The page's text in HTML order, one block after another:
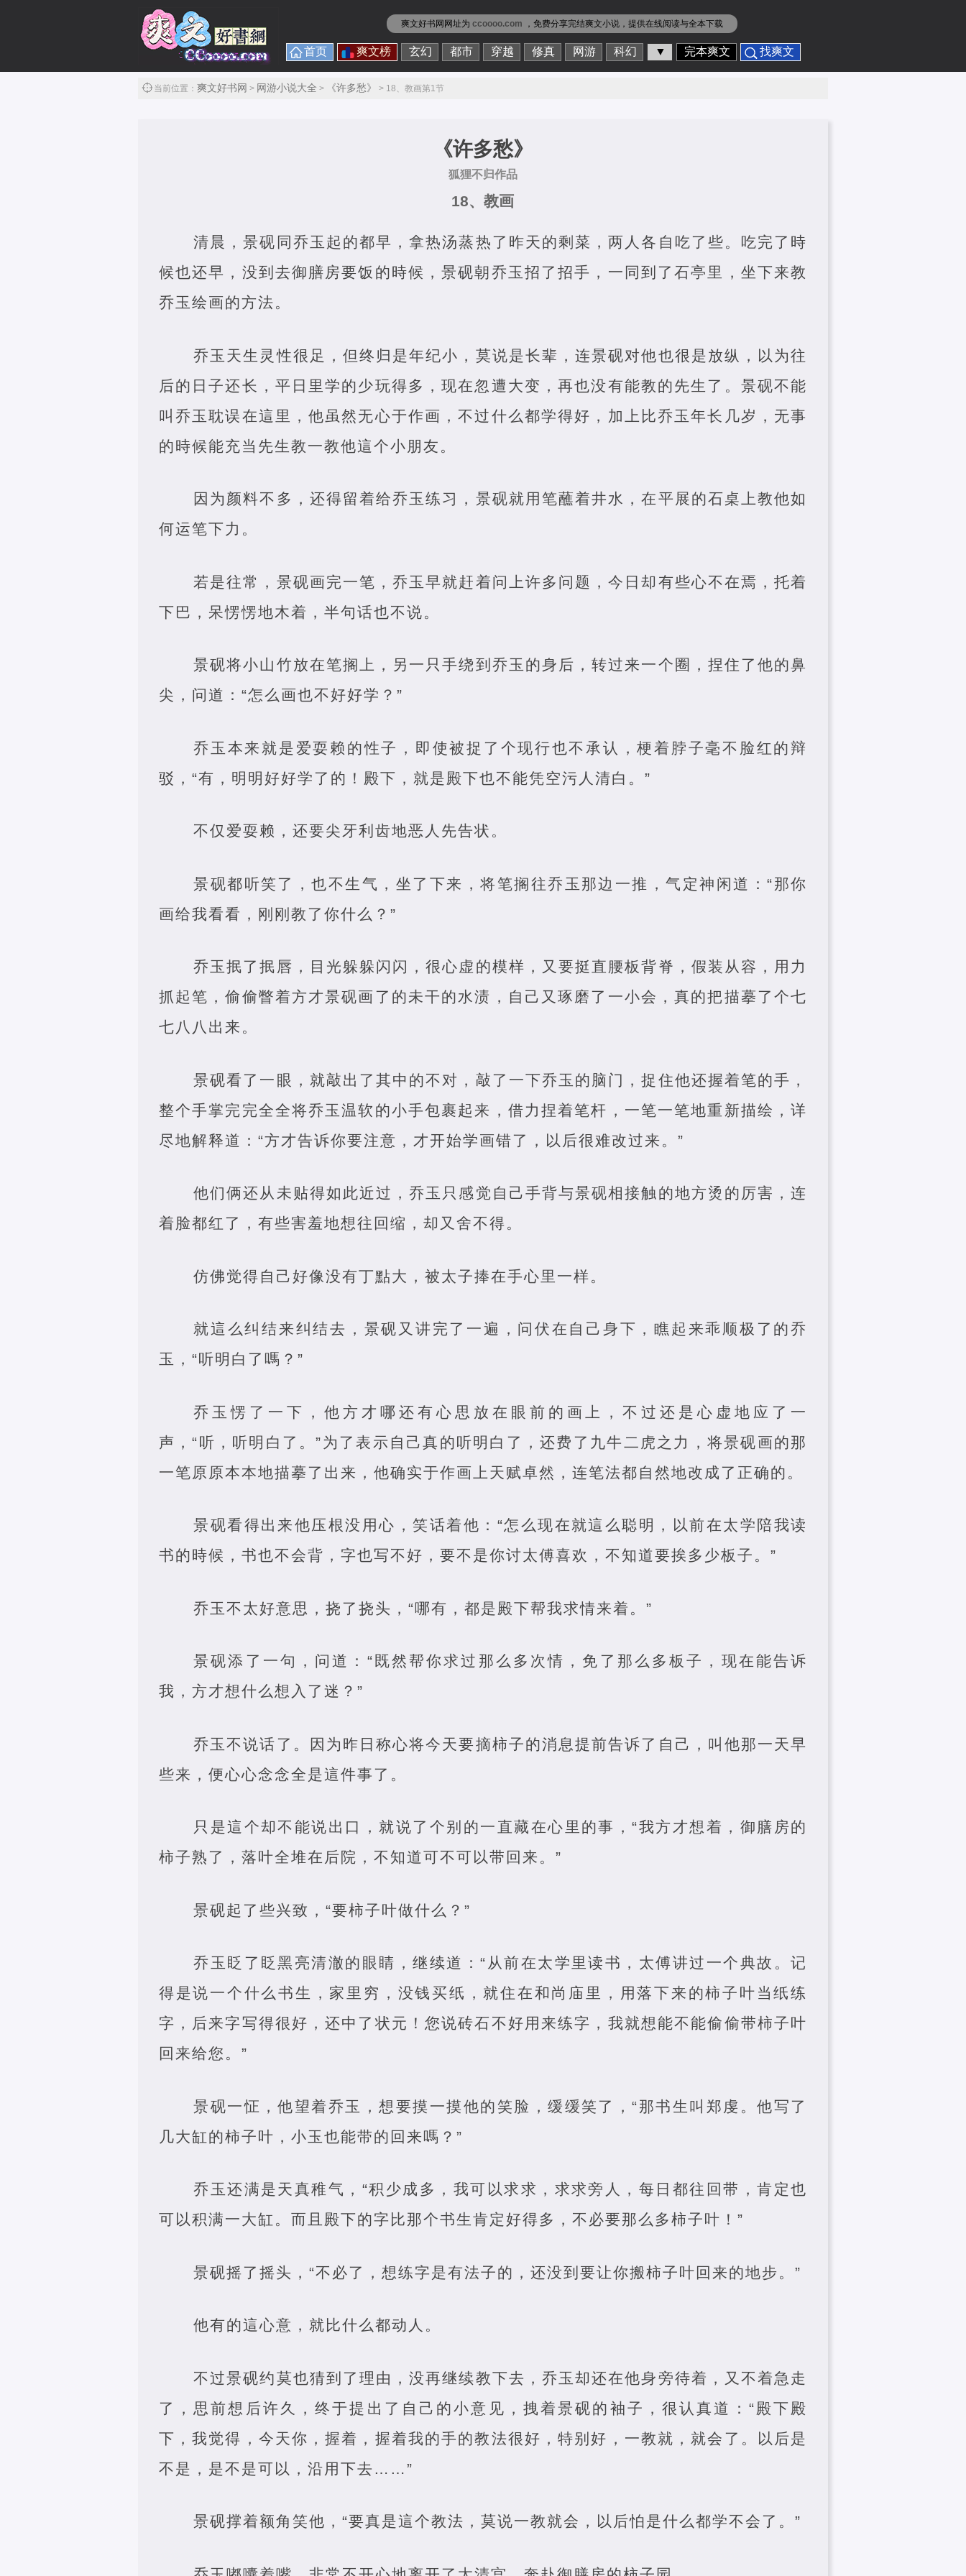
爽文好书网网址为 ccoooo.com ，免费分享完结爽文小说 ，提供在线阅读与全本下载
首页 爽文榜 玄幻 都市 穿越 修真 网游 科幻 ▼ 完本爽文 找爽文
当前位置： 爽文好书网 > 网游小说大全 > 《许多愁》 > 18、教画第1节
《许多愁》
狐狸不归作品
18、教画
清晨，景砚同乔玉起的都早，拿热汤蒸热了昨天的剩菜，两人各自吃了些。吃完了時
候也还早，没到去御膳房要饭的時候，景砚朝乔玉招了招手，一同到了石亭里，坐下来教
乔玉绘画的方法。
乔玉天生灵性很足，但终归是年纪小，莫说是长辈，连景砚对他也很是放纵，以为往
后的日子还长，平日里学的少玩得多，现在忽遭大变，再也没有能教的先生了。景砚不能
叫乔玉耽误在這里，他虽然无心于作画，不过什么都学得好，加上比乔玉年长几岁，无事
的時候能充当先生教一教他這个小朋友。
因为颜料不多，还得留着给乔玉练习，景砚就用笔蘸着井水，在平展的石桌上教他如
何运笔下力。
若是往常，景砚画完一笔，乔玉早就赶着问上许多问题，今日却有些心不在焉，托着
下巴，呆愣愣地木着，半句话也不说。
景砚将小山竹放在笔搁上，另一只手绕到乔玉的身后，转过来一个圈，捏住了他的鼻
尖，问道：“怎么画也不好好学？”
乔玉本来就是爱耍赖的性子，即使被捉了个现行也不承认，梗着脖子毫不脸红的辩
驳，“有，明明好好学了的！殿下，就是殿下也不能凭空污人清白。”
不仅爱耍赖，还要尖牙利齿地恶人先告状。
景砚都听笑了，也不生气，坐了下来，将笔搁往乔玉那边一推，气定神闲道：“那你
画给我看看，刚刚教了你什么？”
乔玉抿了抿唇，目光躲躲闪闪，很心虚的模样，又要挺直腰板背脊，假装从容，用力
抓起笔，偷偷瞥着方才景砚画了的未干的水渍，自己又琢磨了一小会，真的把描摹了个七
七八八出来。
景砚看了一眼，就敲出了其中的不对，敲了一下乔玉的脑门，捉住他还握着笔的手，
整个手掌完完全全将乔玉温软的小手包裹起来，借力捏着笔杆，一笔一笔地重新描绘，详
尽地解释道：“方才告诉你要注意，才开始学画错了，以后很难改过来。”
他们俩还从未贴得如此近过，乔玉只感觉自己手背与景砚相接触的地方烫的厉害，连
着脸都红了，有些害羞地想往回缩，却又舍不得。
仿佛觉得自己好像没有丁點大，被太子捧在手心里一样。
就這么纠结来纠结去，景砚又讲完了一遍，问伏在自己身下，瞧起来乖顺极了的乔
玉，“听明白了嗎？”
乔玉愣了一下，他方才哪还有心思放在眼前的画上，不过还是心虚地应了一
声，“听，听明白了。”为了表示自己真的听明白了，还费了九牛二虎之力，将景砚画的那
一笔原原本本地描摹了出来，他确实于作画上天赋卓然，连笔法都自然地改成了正确的。
景砚看得出来他压根没用心，笑话着他：“怎么现在就這么聪明，以前在太学陪我读
书的時候，书也不会背，字也写不好，要不是你讨太傅喜欢，不知道要挨多少板子。”
乔玉不太好意思，挠了挠头，“哪有，都是殿下帮我求情来着。”
景砚添了一句，问道：“既然帮你求过那么多次情，免了那么多板子，现在能告诉
我，方才想什么想入了迷？”
乔玉不说话了。因为昨日称心将今天要摘柿子的消息提前告诉了自己，叫他那一天早
些来，便心心念念全是這件事了。
只是這个却不能说出口，就说了个别的一直藏在心里的事，“我方才想着，御膳房的
柿子熟了，落叶全堆在后院，不知道可不可以带回来。”
景砚起了些兴致，“要柿子叶做什么？”
乔玉眨了眨黑亮清澈的眼睛，继续道：“从前在太学里读书，太傅讲过一个典故。记
得是说一个什么书生，家里穷，没钱买纸，就住在和尚庙里，用落下来的柿子叶当纸练
字，后来字写得很好，还中了状元！您说砖石不好用来练字，我就想能不能偷偷带柿子叶
回来给您。”
景砚一怔，他望着乔玉，想要摸一摸他的笑脸，缓缓笑了，“那书生叫郑虔。他写了
几大缸的柿子叶，小玉也能带的回来嗎？”
乔玉还满是天真稚气，“积少成多，我可以求求，求求旁人，每日都往回带，肯定也
可以积满一大缸。而且殿下的字比那个书生肯定好得多，不必要那么多柿子叶！”
景砚摇了摇头，“不必了，想练字是有法子的，还没到要让你搬柿子叶回来的地步。”
他有的這心意，就比什么都动人。
不过景砚约莫也猜到了理由，没再继续教下去，乔玉却还在他身旁待着，又不着急走
了，思前想后许久，终于提出了自己的小意见，拽着景砚的袖子，很认真道：“殿下殿
下，我觉得，今天你，握着，握着我的手的教法很好，特别好，一教就，就会了。以后是
不是，是不是可以，沿用下去……”
景砚撑着额角笑他，“要真是這个教法，莫说一教就会，以后怕是什么都学不会了。”